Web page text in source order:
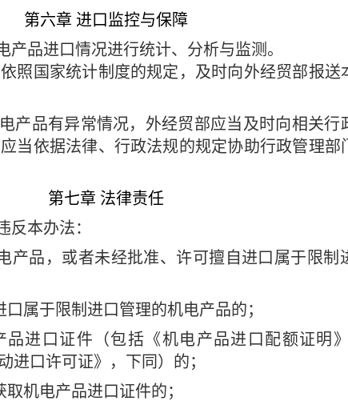
第六章 进口监控与保障
产品进口情况进行统计、分析与监测。
照国家统计制度的规定，及时向外经贸部报送
产品有异常情况，外经贸部应当及时向相关行
当依据法律、行政法规的规定协助行政管理部
第七章 法律责任
违反本办法：
产品，或者未经批准、许可擅自进口属于限制
口属于限制进口管理的机电产品的；
品进口证件（包括《机电产品进口配额证明
动进口许可证》，下同）的；
获取机电产品进口证件的；